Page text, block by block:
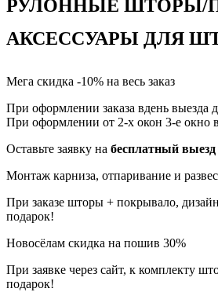
РУЛОННЫЕ ШТОРЫ/
АКСЕССУАРЫ ДЛЯ
Мега скидка -10% на весь заказ
При оформлении заказа вдень выезда
При оформлении от 2-х окон 3-е окно
Оставьте заявку на бесплатный выезд
Монтаж карниза, отпаривание и
При заказе шторы + покрывало,
подарок!
Новосёлам скидка на пошив 30%
При заявке через сайт, к комплекту
подарок!